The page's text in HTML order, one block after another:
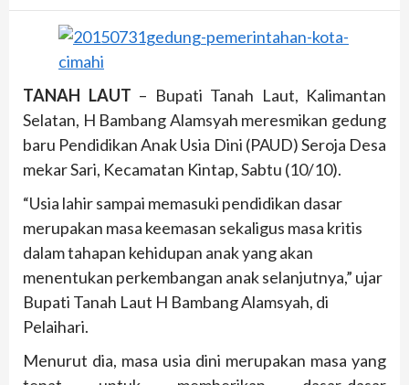
TANAH LAUT – Bupati Tanah Laut, Kalimantan
Selatan, H Bambang Alamsyah meresmikan gedung
baru Pendidikan Anak Usia Dini (PAUD) Seroja Desa
mekar Sari, Kecamatan Kintap, Sabtu (10/10).
“Usia lahir sampai memasuki pendidikan dasar
merupakan masa keemasan sekaligus masa kritis
dalam tahapan kehidupan anak yang akan
menentukan perkembangan anak selanjutnya,” ujar
Bupati Tanah Laut H Bambang Alamsyah, di
Pelaihari.
Menurut dia, masa usia dini merupakan masa yang